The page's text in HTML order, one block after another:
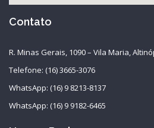
Contato
R. Minas Gerais, 1090 – Vila Maria,
Telefone: (16) 3665-3076
WhatsApp: (16) 9 8213-8137
WhatsApp: (16) 9 9182-6465